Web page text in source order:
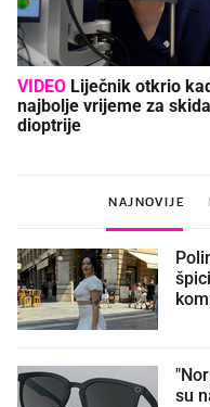
VIDEO
najbolje vrijeme za
dioptrije
NAJNOVIJE
su